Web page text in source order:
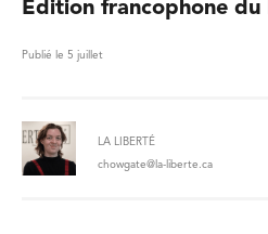
Édition francophone du
Publié le 5 juillet
LA LIBERTÉ
chowgate@la-liberte.ca